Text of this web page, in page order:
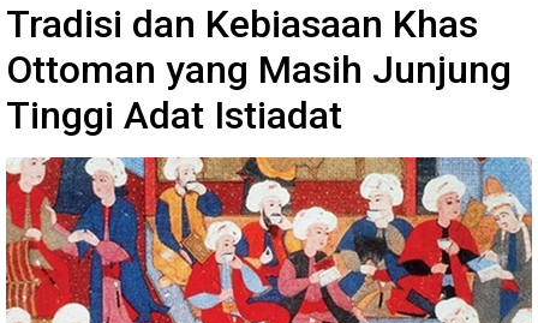
Tradisi dan Kebiasaan Khas
Ottoman yang Masih Junjung
Tinggi Adat Istiadat